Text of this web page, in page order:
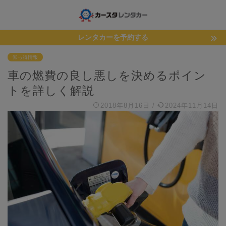
レンタカーを予約する
知っ得情報
車の燃費の良し悪しを決めるポイン
トを詳しく解説
2018年8月16日 / 2024年11月14日